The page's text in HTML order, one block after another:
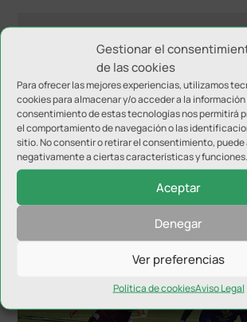
Gestionar el
de las cookies
Para ofrecer las mejores experiencias, utilizamos
cookies para almacenar y/o acceder a la
consentimiento de estas tecnologías nos permitirá
el comportamiento de navegación o las
sitio. No consentir o retirar el consentimiento,
negativamente a ciertas características y funciones.
Aceptar
Denegar
Ver preferencias
Política de cookiesAviso Legal
NOTICIAS RELACIONADAS